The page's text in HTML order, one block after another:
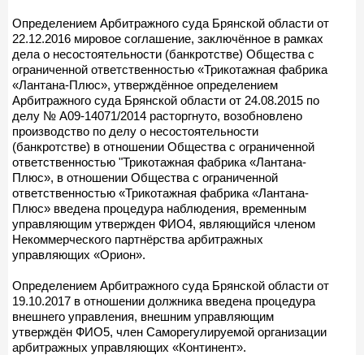
Определением Арбитражного суда Брянской области от
22.12.2016 мировое соглашение, заключённое в рамках
дела о несостоятельности (банкротстве) Общества с
ограниченной ответственностью «Трикотажная фабрика
«Лантана-Плюс», утверждённое определением
Арбитражного суда Брянской области от 24.08.2015 по
делу № А09-14071/2014 расторгнуто, возобновлено
производство по делу о несостоятельности
(банкротстве) в отношении Общества с ограниченной
ответственностью "Трикотажная фабрика «Лантана-
Плюс», в отношении Общества с ограниченной
ответственностью «Трикотажная фабрика «Лантана-
Плюс» введена процедура наблюдения, временным
управляющим утвержден ФИО4, являющийся членом
Некоммерческого партнёрства арбитражных
управляющих «Орион».
Определением Арбитражного суда Брянской области от
19.10.2017 в отношении должника введена процедура
внешнего управления, внешним управляющим
утверждён ФИО5, член Саморегулируемой организации
арбитражных управляющих «Континент».